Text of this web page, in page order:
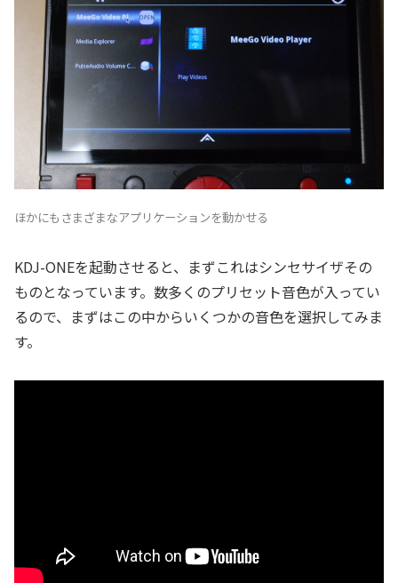
ほかにもさまざまなアプリケーションを動かせる
KDJ-ONEを起動させると、まずこれはシンセサイザその
ものとなっています。数多くのプリセット音色が入ってい
るので、まずはこの中からいくつかの音色を選択してみま
す。